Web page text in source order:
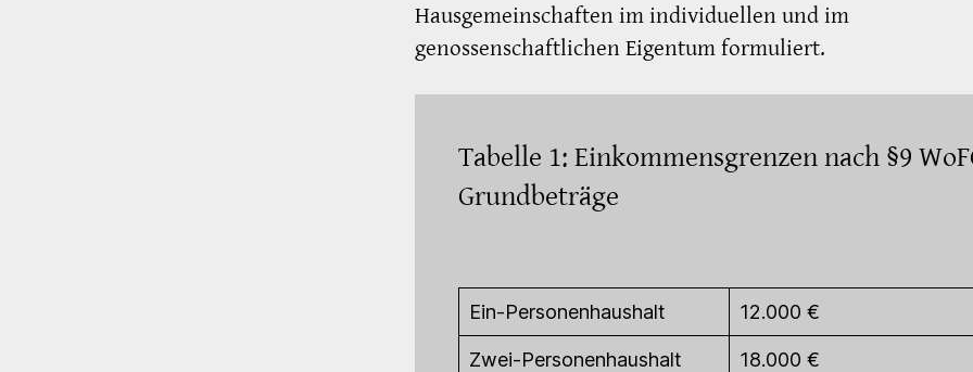
Hausgemeinschaften im individuellen und im
genossenschaftlichen Eigentum formuliert.
Tabelle 1: Einkommensgrenzen nach §9
Grundbeträge
Ein-Personenhaushalt 12.000 €
Zwei-Personenhaushalt 18.000 €